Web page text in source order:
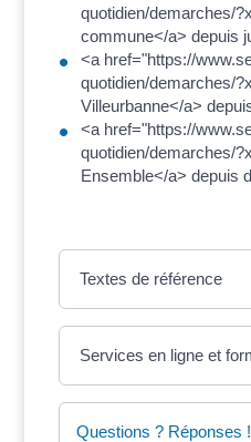
quotidien/demarches/
commune</a> depuis
<a href="https://
quotidien/demarches/
Villeurbanne</a>
<a href="https://
quotidien/demarches/
Ensemble</a> depuis
Textes de référence
Services en ligne et
Questions ? Réponses !